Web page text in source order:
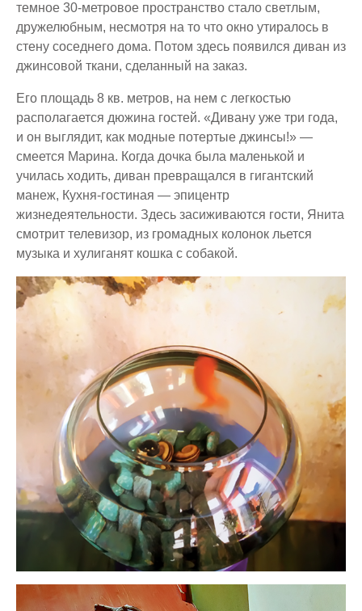
темное 30-метровое пространство стало светлым,
дружелюбным, несмотря на то что окно утиралось в
стену соседнего дома. Потом здесь появился диван из
джинсовой ткани, сделанный на заказ.
Его площадь 8 кв. метров, на нем с легкостью
располагается дюжина гостей. «Дивану уже три года,
и он выглядит, как модные потертые джинсы!» —
смеется Марина. Когда дочка была маленькой и
училась ходить, диван превращался в гигантский
манеж, Кухня-гостиная — эпицентр
жизнедеятельности. Здесь засиживаются гости, Янита
смотрит телевизор, из громадных колонок льется
музыка и хулиганят кошка с собакой.